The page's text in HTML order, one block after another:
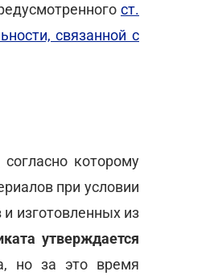
ст.
связанной с
согласно которому
при условии
изготовленных из
утверждается
но за это время